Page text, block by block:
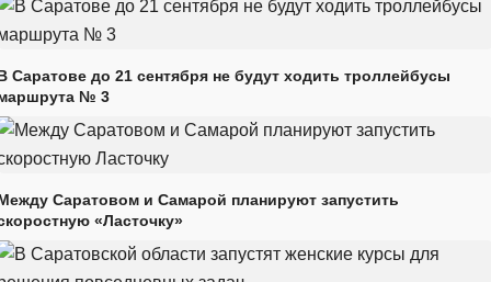
Саратове до 21 сентября не будут ходить троллейбусы
№ 3
Саратовом и Самарой планируют запустить
«Ласточку»